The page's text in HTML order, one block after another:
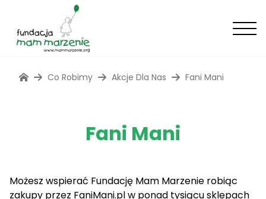
Co Robimy Akcje Dla Nas Fani Mani
Fani Mani
Możesz wspierać Fundację Mam Marzenie robiąc
zakupy przez FaniMani.pl w ponad tysiącu sklepach